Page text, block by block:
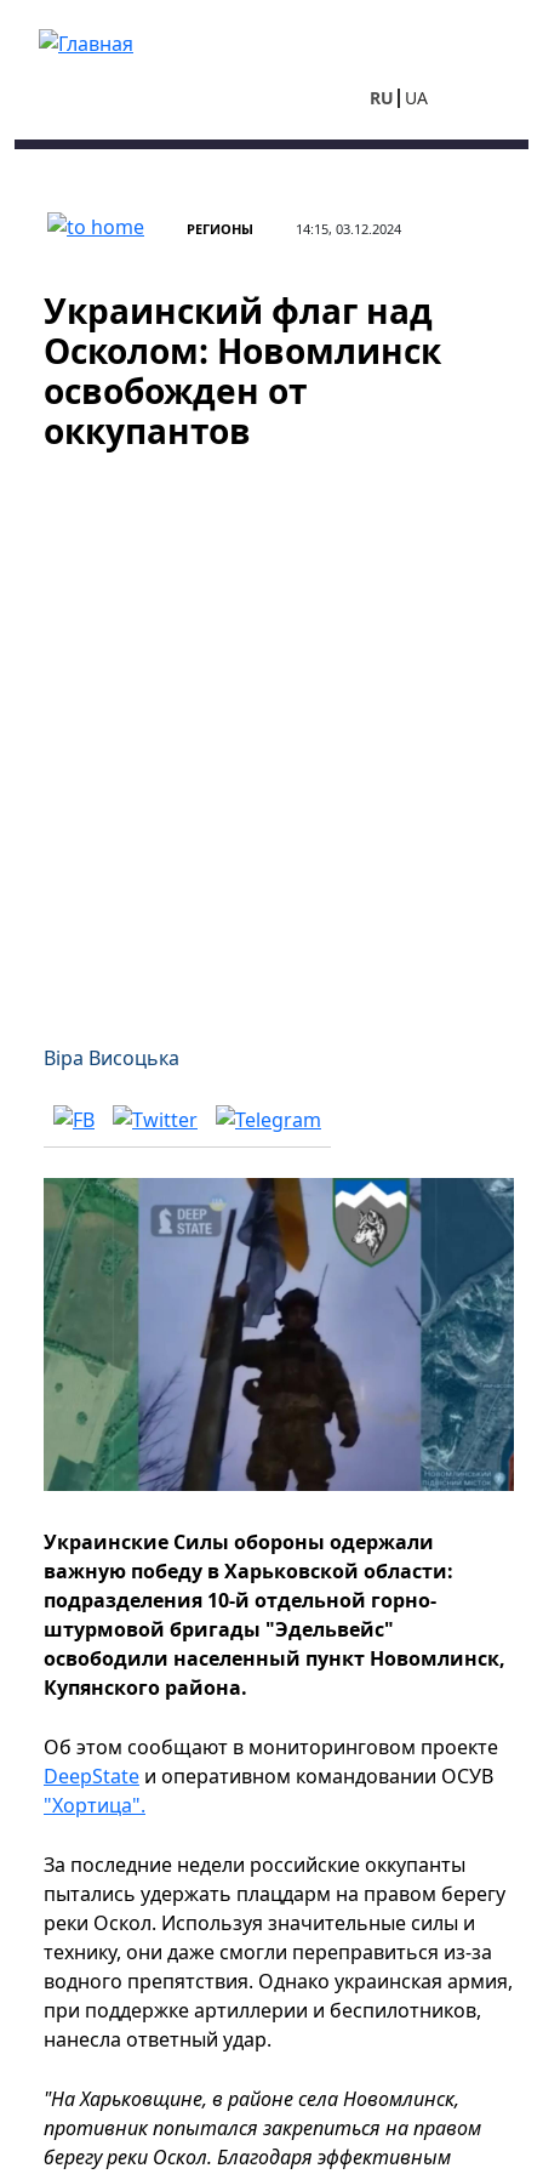
RU UA
РЕГИОНЫ 14:15, 03.12.2024
Украинский флаг над
Осколом: Новомлинск
освобожден от
оккупантов
Віра Висоцька
Украинские Силы обороны одержали
важную победу в Харьковской области:
подразделения 10-й отдельной горно-
штурмовой бригады "Эдельвейс"
освободили населенный пункт Новомлинск,
Купянского района.
Об этом сообщают в мониторинговом проекте
DeepState и оперативном командовании ОСУВ
"Хортица".
За последние недели российские оккупанты
пытались удержать плацдарм на правом берегу
реки Оскол. Используя значительные силы и
технику, они даже смогли переправиться из-за
водного препятствия. Однако украинская армия,
при поддержке артиллерии и беспилотников,
нанесла ответный удар.
"На Харьковщине, в районе села Новомлинск,
противник попытался закрепиться на правом
берегу реки Оскол. Благодаря эффективным